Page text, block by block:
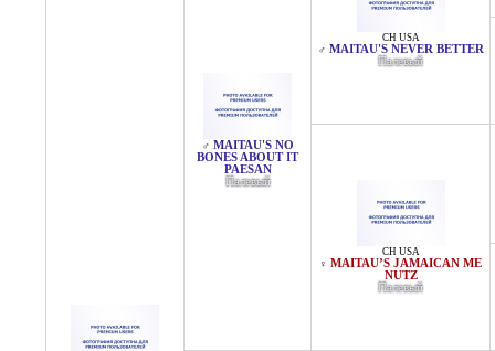
♂ MAITAU'S NO
BONES ABOUT IT
PAESAN
Палевый
CH USA
♂ MAITAU'S NEVER BETTER
Палевый
CH USA
♀ MAITAU’S JAMAICAN ME
NUTZ
Палевый